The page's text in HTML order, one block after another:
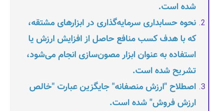
شده است.
نحوه حسابداری سرمایه‌گذاری در ابزارهای مشتقه،
که با هدف کسب منافع حاصل از افزایش ارزش یا
استفاده به عنوان ابزار مصون‌سازی انجام می‌شود،
تشریح شده است.
اصطلاح "ارزش منصفانه" جایگزین عبارت "خالص
ارزش فروش" شده است.